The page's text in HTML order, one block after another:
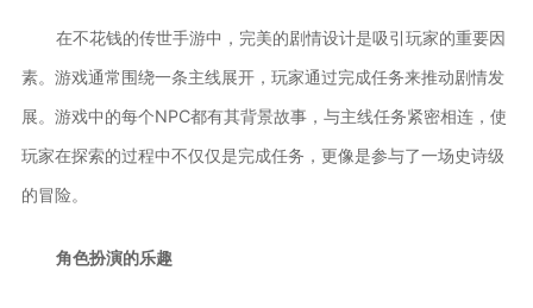
在不花钱的传世手游中，完美的剧情设计是吸引玩家的重要因
素。游戏通常围绕一条主线展开，玩家通过完成任务来推动剧情发
展。游戏中的每个NPC都有其背景故事，与主线任务紧密相连，使
玩家在探索的过程中不仅仅是完成任务，更像是参与了一场史诗级
的冒险。
角色扮演的乐趣